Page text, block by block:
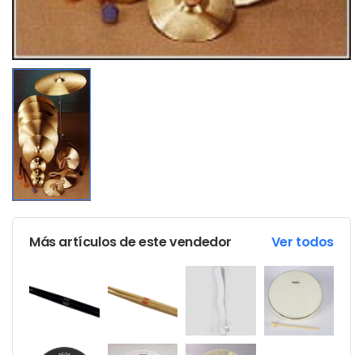
Más artículos de este vendedor Ver todos